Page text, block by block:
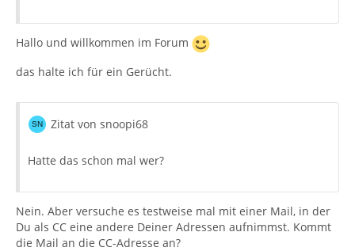
Hallo und willkommen im Forum
das halte ich für ein Gerücht.
Zitat von snoopi68
Hatte das schon mal wer?
Nein. Aber versuche es testweise mal mit einer Mail, in der
Du als CC eine andere Deiner Adressen aufnimmst. Kommt
die Mail an die CC-Adresse an?